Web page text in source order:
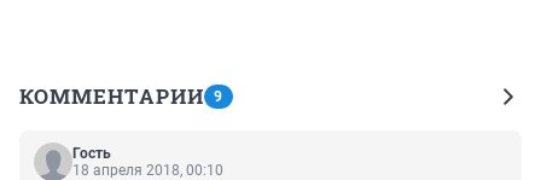
КОММЕНТАРИИ 9
Гость
18 апреля 2018, 00:10